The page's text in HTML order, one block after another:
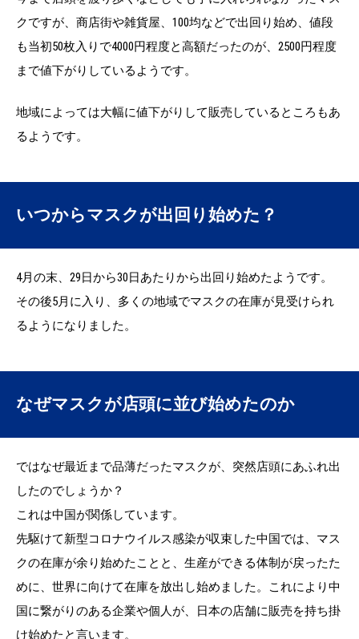
クですが、商店街や雑貨屋、100均などで出回り始め、値段
も当初50枚入りで4000円程度と高額だったのが、2500円程度
まで値下がりしているようです。
地域によっては大幅に値下がりして販売しているところもあ
るようです。
いつからマスクが出回り始めた？
4月の末、29日から30日あたりから出回り始めたようです。
その後5月に入り、多くの地域でマスクの在庫が見受けられ
るようになりました。
なぜマスクが店頭に並び始めたのか
ではなぜ最近まで品薄だったマスクが、突然店頭にあふれ出
したのでしょうか？
これは中国が関係しています。
先駆けて新型コロナウイルス感染が収束した中国では、マス
クの在庫が余り始めたことと、生産ができる体制が戻ったた
めに、世界に向けて在庫を放出し始めました。これにより中
国に繋がりのある企業や個人が、日本の店舗に販売を持ち掛
け始めたと言います。